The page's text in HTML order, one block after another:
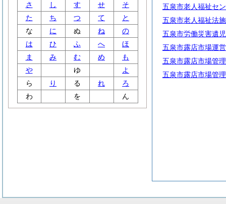
五泉市老人福祉セ
五泉市老人福祉法
五泉市労働災害遺
五泉市露店市場運
五泉市露店市場管
五泉市露店市場管
さ
し す せ
そ
た
ち つ て
と
な
に ぬ ね
の
は
ひ ふ へ
ほ
ま
み む め
も
や
ゆ
よ
ら
り る れ
ろ
わ
を ん